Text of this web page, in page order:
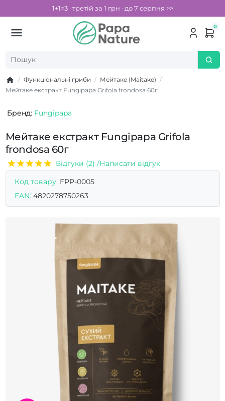
1+1=3 · третій за 1 грн · до 7 серпня >>
0
Функціональні гриби
Мейтаке (Maitake)
Мейтаке екстракт Fungipapa Grifola frondosa 60г
Бренд: Fungipapa
Мейтаке екстракт Fungipapa Grifola
frondosa 60г
Відгуки (2) /Написати відгук
Код товару: FPP-0005
EAN: 4820278750263